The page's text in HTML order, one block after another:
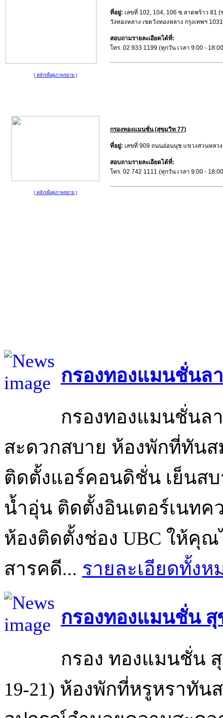
( คลิกเพื่อดูภาพขยาย )
ที่อยู่: เลขที่ 102, 104, 106 ซ.ลาดพร้าว 81
วังทองหลาง เขตวังทองหลาง กรุงเทพฯ
สอบถามรายละเอียดได้ที่:
โทร. 02 933 1199 (ทุกวัน เวลา 9:00 -
( คลิกเพื่อดูภาพขยาย )
กรองทองแมนชั่น (สุขุมวิท 77)
ที่อยู่: เลขที่ 909 ถนนอ่อนนุช แขวงสวนหลว
สอบถามรายละเอียดได้ที่:
โทร. 02 742 1111 (ทุกวัน เวลา 9:00 -
กรองทองแมนชั่นล
กรองทองแมนชั่นล
สะดวกสบาย ห้องพักที่ทัน
ติดตั้งแอร์คอนดิชั่น เย็นส
น้ำอุ่น ติดตั้งอินเตอร์เนทคว
ห้องติดตั้งช่อง UBC ให้คุ
สารคดี... รายละเอียดทั้งห
กรองทองแมนชั่น สุ
กรอง ทองแมนชั่น
19-21) ห้องพักที่หรูหราทัน